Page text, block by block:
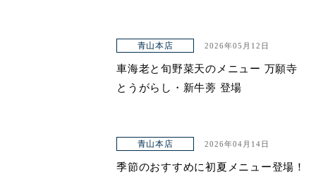
青山本店 2026年05月12日
車海老と旬野菜天のメニュー 万願寺
とうがらし・新牛蒡 登場
青山本店 2026年04月14日
季節のおすすめに初夏メニュー登場！